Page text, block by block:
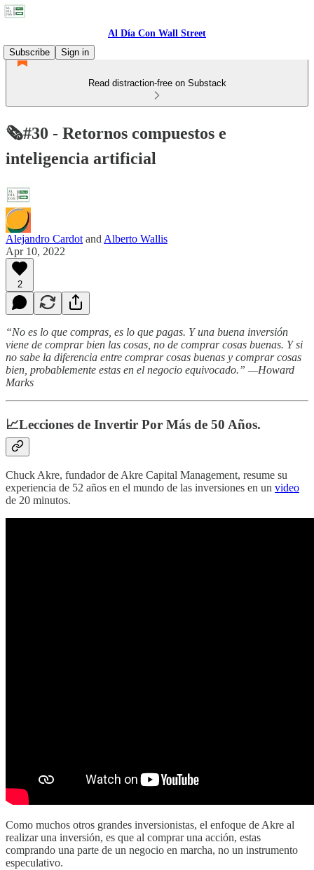
Al Día Con Wall Street
Subscribe
Sign in
Read distraction-free on Substack
🗞#30 - Retornos compuestos e
inteligencia artificial
Alejandro Cardot and Alberto Wallis
Apr 10, 2022
2
“No es lo que compras, es lo que pagas. Y una buena inversión
viene de comprar bien las cosas, no de comprar cosas buenas. Y si
no sabe la diferencia entre comprar cosas buenas y comprar cosas
bien, probablemente estas en el negocio equivocado.” —Howard
Marks
📈Lecciones de Invertir Por Más de 50 Años.
Chuck Akre, fundador de Akre Capital Management, resume su
experiencia de 52 años en el mundo de las inversiones en un video
de 20 minutos.
Como muchos otros grandes inversionistas, el enfoque de Akre al
realizar una inversión, es que al comprar una acción, estas
comprando una parte de un negocio en marcha, no un instrumento
especulativo.